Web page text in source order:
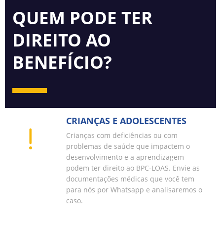
QUEM PODE TER
DIREITO AO
BENEFÍCIO?
CRIANÇAS E ADOLESCENTES
Crianças com deficiências ou com
problemas de saúde que impactem o
desenvolvimento e a aprendizagem
podem ter direito ao BPC-LOAS. Envie as
documentações médicas que você tem
para nós por Whatsapp e analisaremos o
caso.